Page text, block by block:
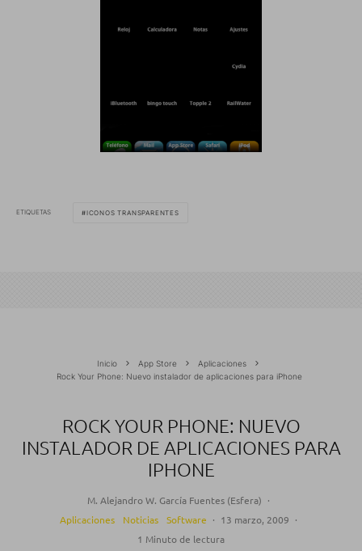
ETIQUETAS ICONOS TRANSPARENTES
Inicio App Store
Aplicaciones
Rock Your Phone: Nuevo instalador de aplicaciones para iPhone
ROCK YOUR PHONE: NUEVO
INSTALADOR DE APLICACIONES PARA
IPHONE
M. Alejandro W. García Fuentes (Esfera) ·
Aplicaciones
Noticias Software · 13 marzo, 2009 ·
1 Minuto de lectura